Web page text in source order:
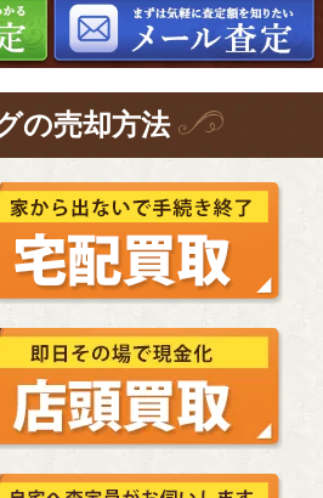
の売却方法